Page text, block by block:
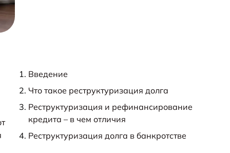
Введение
Что такое реструктуризация долга
Реструктуризация и рефинансирование
кредита – в чем отличия
Реструктуризация долга в банкротстве